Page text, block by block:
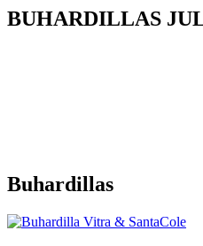
BUHARDILLAS
Buhardillas